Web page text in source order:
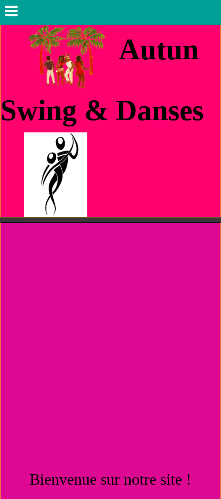
Autun
Swing & Danses
Bienvenue sur notre site !